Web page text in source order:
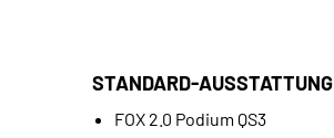
STANDARD-AUSSTATTUNG
FOX 2.0 Podium QS3